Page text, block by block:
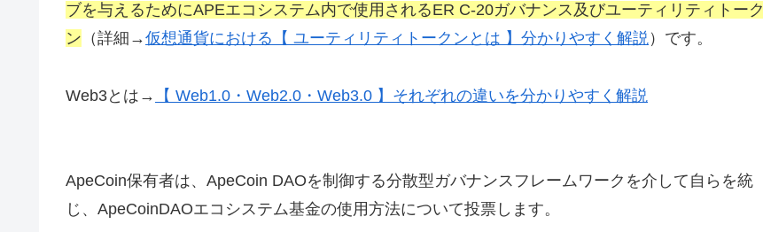
ブを与えるためにAPEエコシステム内で使用されるER C-20ガバナンス及びユーティリティトーク
ン （詳細→仮想通貨における【 ユーティリティトークンとは 】分かりやすく解説）です。
Web3とは→ 【 Web1.0・Web2.0・Web3.0 】それぞれの違いを分かりやすく解説
ApeCoin保有者は、ApeCoin DAOを制御する分散型ガバナンスフレームワークを介して自らを統
じ、ApeCoinDAOエコシステム基金の使用方法について投票します。